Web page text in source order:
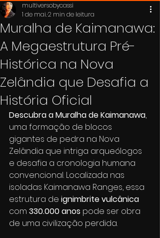
Muralha de Kaimanawa:
A Megaestrutura Pré-
Histórica na Nova
Zelândia que Desafia a
História Oficial
multiversobycassi
1 de mai.2 min de leitura
Descubra a Muralha de Kaimanawa,
uma formação de blocos
gigantes de pedra na Nova
Zelândia que intriga arqueólogos
e desafia a cronologia humana
convencional. Localizada nas
isoladas Kaimanawa Ranges, essa
estrutura de ignimbrite vulcânica
com 330.000 anos pode ser obra
de uma civilização perdida.